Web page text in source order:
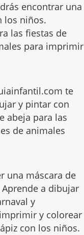
encontrar una
los niños.
las fiestas de
para imprimir
te
y pintar con
abeja para las
de animales
una máscara de
a dibujar
y
y colorear
con los niños.